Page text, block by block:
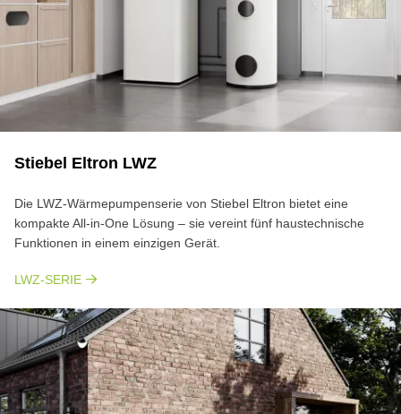
Stiebel Eltron LWZ
Die LWZ-Wärmepumpenserie von Stiebel Eltron bietet eine
kompakte All-in-One Lösung – sie vereint fünf haustechnische
Funktionen in einem einzigen Gerät.
LWZ-SERIE